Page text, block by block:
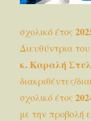
σχολικό έτος
Διευθύντρια
κ. Καραλή
διακριθέντες/
σχολικό έτος
με την προβολή